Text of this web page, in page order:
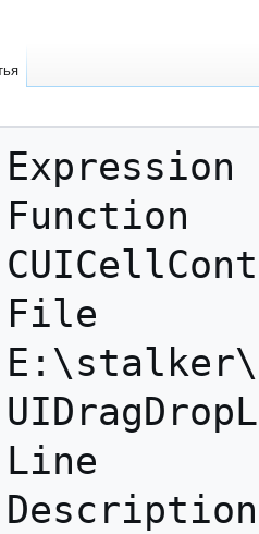
Function
File
Line